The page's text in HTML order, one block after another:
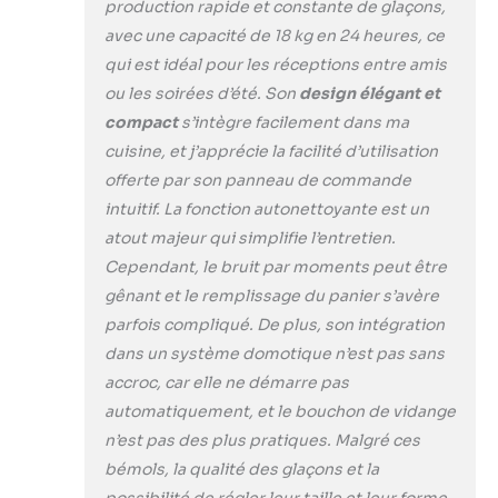
glaçons toutes les 15
minutes pour un
rendement de 18 kg
de glaçons par jour.
Elle peut stocker 1,2
kg de glaçons, l'idéal
pour satisfaire les
besoins de plusieurs
invités lors de fêtes ou
dans un café. En outre,
cette machine peut
être placée sur un
comptoir ou un îlot de
cuisine pour gagner
【Glaçons carrés et
transparents :】Afin
de produire des
glaçons carrés purs et
transparents, la
machine à glaçons est
production rapide et constante de glaçons,
avec une capacité de 18 kg en 24 heures, ce
qui est idéal pour les réceptions entre amis
ou les soirées d’été. Son design élégant et
compacts’intègre facilement dans ma
cuisine, et j’apprécie la facilité d’utilisation
offerte par son panneau de commande
intuitif. La fonction autonettoyante est un
atout majeur qui simplifie l’entretien.
Cependant, le bruit par moments peut être
gênant et le remplissage du panier s’avère
parfois compliqué. De plus, son intégration
dans un système domotique n’est pas sans
accroc, car elle ne démarre pas
automatiquement, et le bouchon de vidange
n’est pas des plus pratiques. Malgré ces
bémols, la qualité des glaçons et la